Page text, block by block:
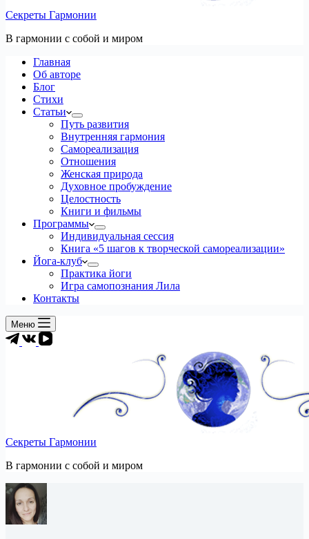
Секреты Гармонии
В гармонии c собой и миром
Главная
Об авторе
Блог
Стихи
Статьи
Путь развития
Внутренняя гармония
Самореализация
Отношения
Женская природа
Духовное пробуждение
Целостность
Книги и фильмы
Программы
Индивидуальная сессия
Книга «5 шагов к творческой самореализации»
Йога-клуб
Практика йоги
Игра самопознания Лила
Контакты
Меню
Секреты Гармонии
В гармонии c собой и миром